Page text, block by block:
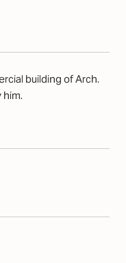
building of Arch.
him.